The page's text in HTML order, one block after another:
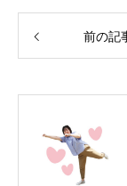
前の記